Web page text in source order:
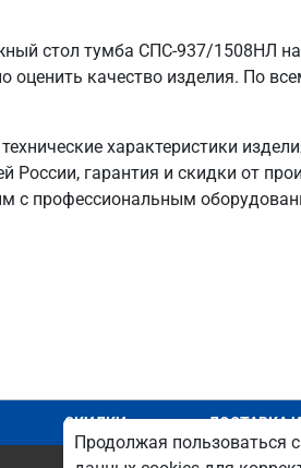
стол тумба СПС-937/1508НЛ
качество изделия. По
характеристики
гарантия и скидки от
с профессиональным
СКИДКИ ДОСТАВКА
Продолжая пользоваться